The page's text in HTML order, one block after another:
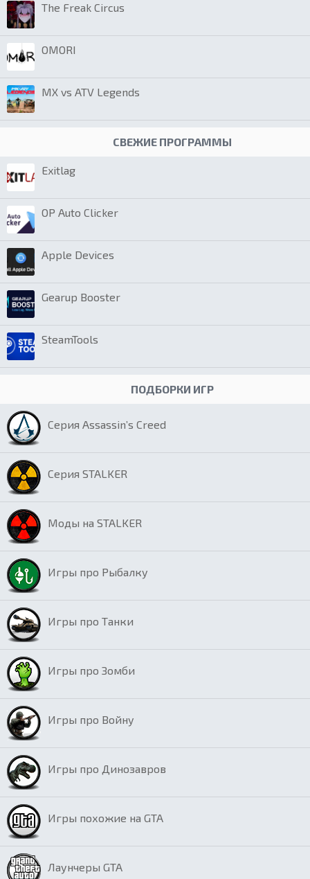
The Freak Circus
OMORI
MX vs ATV Legends
СВЕЖИЕ ПРОГРАММЫ
Exitlag
OP Auto Clicker
Apple Devices
Gearup Booster
SteamTools
ПОДБОРКИ ИГР
Серия Assassin’s Creed
Серия STALKER
Моды на STALKER
Игры про Рыбалку
Игры про Танки
Игры про Зомби
Игры про Войну
Игры про Динозавров
Игры похожие на GTA
Лаунчеры GTA